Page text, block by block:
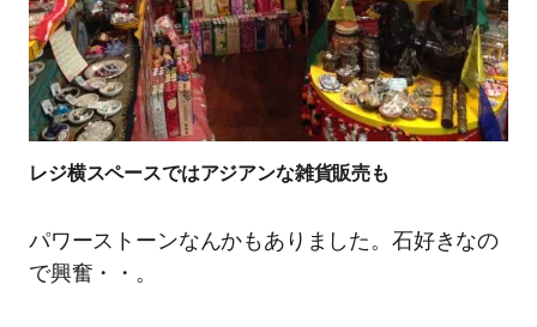
レジ横スペースではアジアンな雑貨販売も
パワーストーンなんかもありました。石好きなの
で興奮・・。